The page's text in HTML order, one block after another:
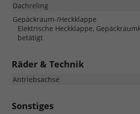
Dachreling
Gepäckraum-/Heckklappe
Elektrische Heckklappe,
betätigt
Räder & Technik
Antriebsachse
Sonstiges